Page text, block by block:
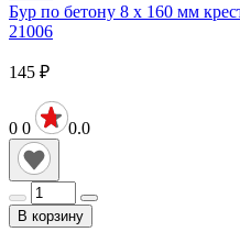
Бур по бетону 8 х 160 мм
21006
145 ₽
0 0 0.0
В корзину